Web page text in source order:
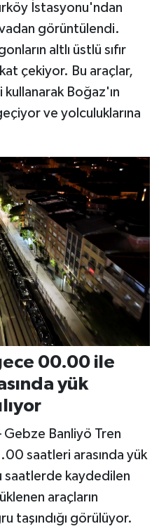
İstasyonu'ndan
görüntülendi.
altlı üstlü sıfır
çekiyor. Bu araçlar,
Boğaz'ın
ve yolculuklarına
00.00 ile
yük
Gebze Banliyö Tren
saatleri arasında yük
saatlerde kaydedilen
araçların
taşındığı görülüyor.